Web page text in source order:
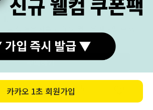
구매하기
않도록 생산한 업체의 상호 각인이 되는 경우
각인 자체가 없기를 희망하신다면 배송 메시지
x'라고 적어주세요.
, 고객님.
세의 변동이 커짐에 따라아래와 같은 정책을
니다.
카카오 1초 회원가입